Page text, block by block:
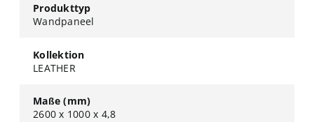
Produkttyp
Wandpaneel
Kollektion
LEATHER
Maße (mm)
2600 x 1000 x 4,8